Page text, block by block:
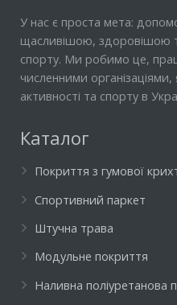
У нас є проста мета:
щасливішою, здоровішою
спорту. Ми робимо це,
численними організаціями,
активності та спорту в
Каталог
Покриття з гумової
Спортивний паркет
Штучна трава
Модульне покриття
Наливна поліуретанова